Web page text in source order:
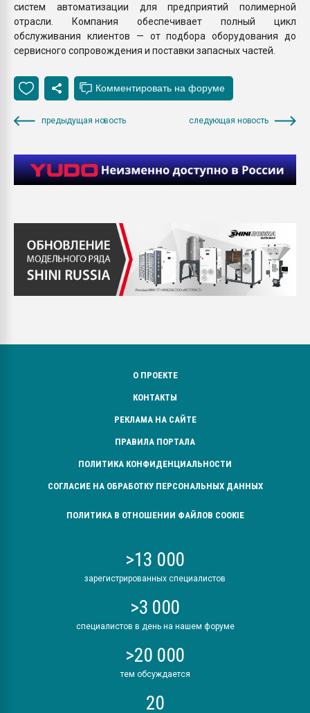
систем автоматизации для предприятий полимерной
отрасли. Компания обеспечивает полный цикл
обслуживания клиентов — от подбора оборудования до
сервисного сопровождения и поставки запасных частей.
предыдущая новость следующая новость
О ПРОЕКТЕ
КОНТАКТЫ
РЕКЛАМА НА САЙТЕ
ПРАВИЛА ПОРТАЛА
ПОЛИТИКА КОНФИДЕНЦИАЛЬНОСТИ
СОГЛАСИЕ НА ОБРАБОТКУ ПЕРСОНАЛЬНЫХ ДАННЫХ
ПОЛИТИКА В ОТНОШЕНИИ ФАЙЛОВ COOKIE
>13 000
зарегистрированных специалистов
>3 000
специалистов в день на нашем форуме
>20 000
тем обсуждается
20